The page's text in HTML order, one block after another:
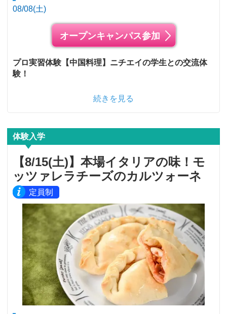
08/08(土)
オープンキャンパス参加
プロ実習体験【中国料理】ニチエイの学生との交流体
験！
続きを見る
体験入学
【8/15(土)】本場イタリアの味！モ
ッツァレラチーズのカルツォーネ
定員制